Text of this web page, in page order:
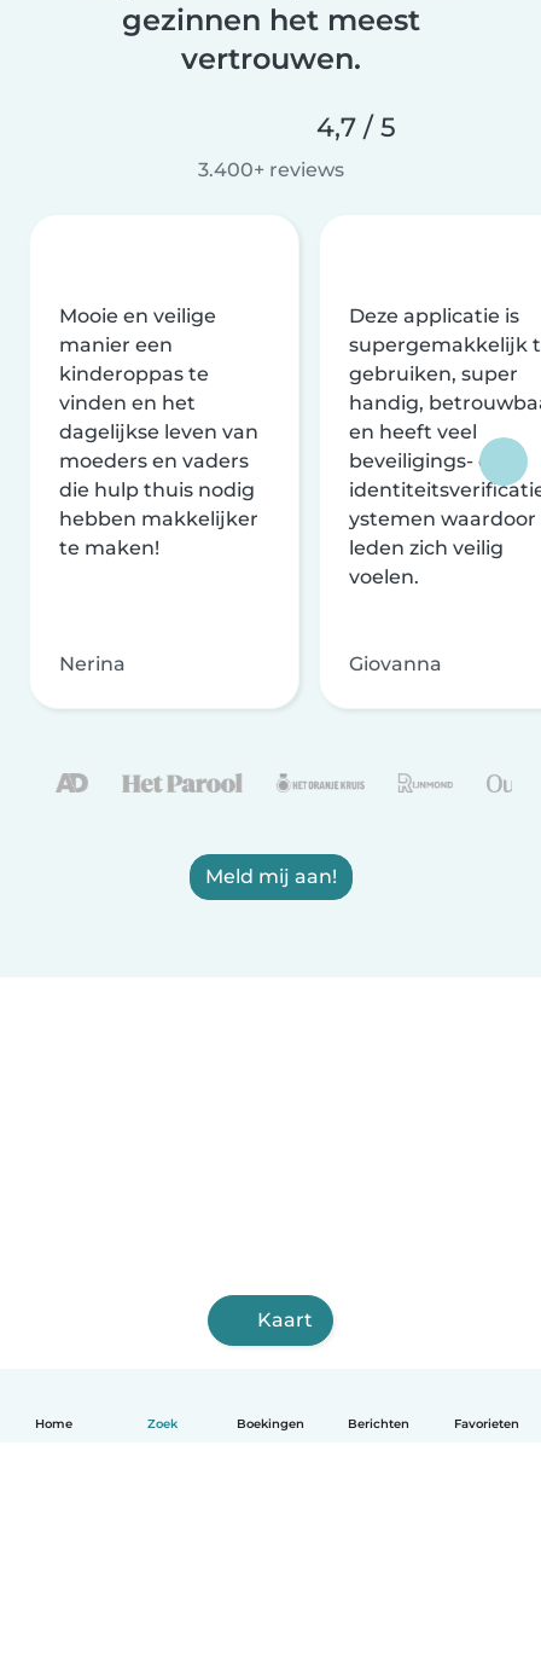
Home Zoek Boekingen Berichten Favorieten
gezinnen het meest
vertrouwen.
4,7 / 5
3.400+ reviews
Mooie en veilige
manier een
kinderoppas te
vinden en het
dagelijkse leven van
moeders en vaders
die hulp thuis nodig
hebben makkelijker
te maken!
Nerina
Deze applicatie is
supergemakkelijk
gebruiken, super
handig,
en heeft veel
beveiligings- en
ystemen waardoor
leden zich veilig
voelen.
Giovanna
Meld mij aan!
Kaart